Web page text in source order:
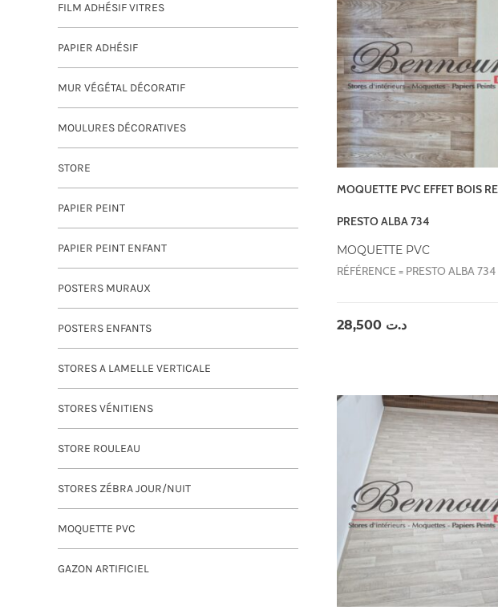
MOQUETTE PVC EFFET BOIS
PRESTO ALBA 734
MOQUETTE PVC
RÉFÉRENCE = PRESTO ALBA 734
د.ت
FILM ADHÉSIF VITRES
PAPIER ADHÉSIF
MUR VÉGÉTAL DÉCORATIF
MOULURES DÉCORATIVES
STORE
PAPIER PEINT
PAPIER PEINT ENFANT
POSTERS MURAUX
POSTERS ENFANTS
STORES A LAMELLE VERTICALE
STORES VÉNITIENS
STORE ROULEAU
STORES ZÉBRA JOUR/NUIT
MOQUETTE PVC
GAZON ARTIFICIEL